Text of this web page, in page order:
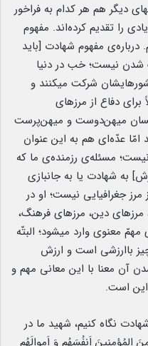
دیگر هم هر کدام به فراخور
را تقدیم کرده‌اند. مفهوم
مفهوم شهادت [باید
شدن نیست؛ خب در دنیا
شرکت میکنند و
دفاع از مرزهای
میهن‌دوست و میهن‌پرست
امّا عدّه‌ای هم به این عنوان
مسئله‌ی رزمنده‌ی ما که
به شهادت یا به جانبازی
جغرافیایی نیست؛ او در
مرزهای دین، مرزهای فرهنگ،
معنوی وارد میشود؛ البتّه
باارزشی است و ارزش
آن معنا با این معانی مهم و
است.
نگاه کنیم، شهید ما در
المُؤمِنینَ اَنفُسَهُم وَ اَموالَهُم